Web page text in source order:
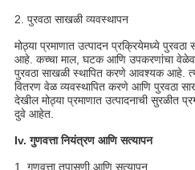
2. पुरवठा साखळी व्यवस्थापन
मोठ्या प्रमाणात उत्पादन प्रक्रियेमध्ये पुरवठा
आहे. कच्चा माल, घटक आणि उपकरणांचा वेळेवर
पुरवठा साखळी स्थापित करणे आवश्यक आहे.
वितरण वेळ व्यवस्थापित करणे आणि पुरवठा
देखील मोठ्या प्रमाणात उत्पादनाची सुरळीत
दुवे आहेत.
Iv. गुणवत्ता नियंत्रण आणि सत्यापन
1. गुणवत्ता तपासणी आणि सत्यापन